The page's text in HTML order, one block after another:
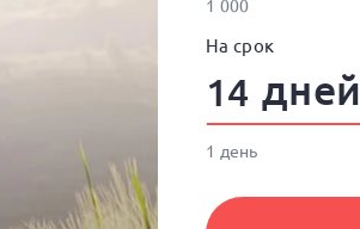
1 000
На срок
дней
1 день